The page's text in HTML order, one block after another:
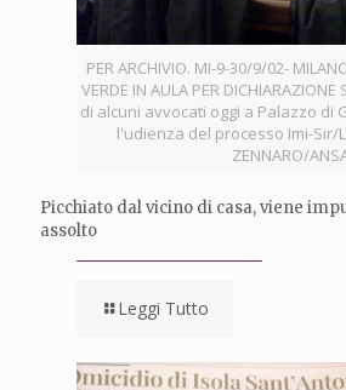
PER ARCHIVIO. MI-9-30/9/02-
VERDE IN AULA PER
di alcuni avvocati oggi a Palazzo di
l'udienza del processo Imi-Sir/
ZENNARO/
Picchiato dal vicino di casa, viene
assolto
Leggi Tutto